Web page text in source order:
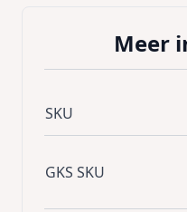
verstelbaar frame
gebruiken
420D polyester
zonlicht
Handige roltas
erbij besteld worden
Meer
SKU
GKS SKU